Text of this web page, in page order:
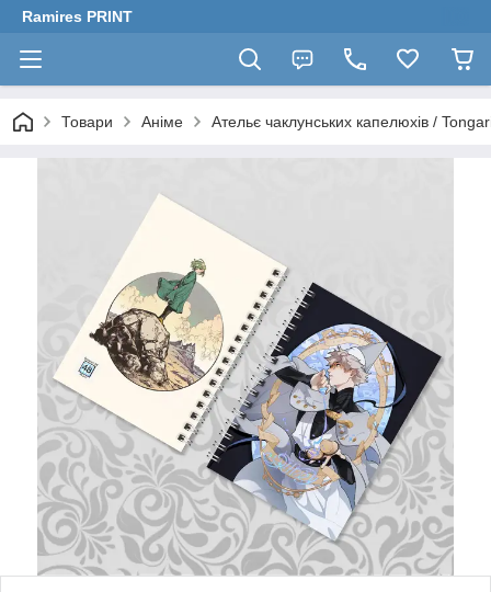
Ramires PRINT
Товари Аніме Ательє чаклунських капелюхів /